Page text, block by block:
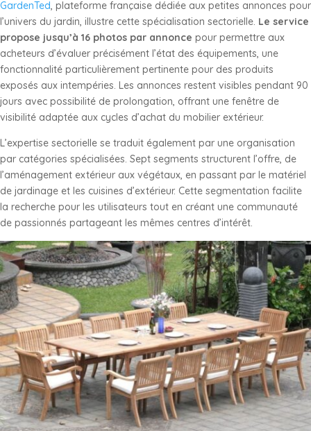
GardenTed, plateforme française dédiée aux petites annonces pour
l’univers du jardin, illustre cette spécialisation sectorielle. Le service
propose jusqu’à 16 photos par annonce pour permettre aux
acheteurs d’évaluer précisément l’état des équipements, une
fonctionnalité particulièrement pertinente pour des produits
exposés aux intempéries. Les annonces restent visibles pendant 90
jours avec possibilité de prolongation, offrant une fenêtre de
visibilité adaptée aux cycles d’achat du mobilier extérieur.
L’expertise sectorielle se traduit également par une organisation
par catégories spécialisées. Sept segments structurent l’offre, de
l’aménagement extérieur aux végétaux, en passant par le matériel
de jardinage et les cuisines d’extérieur. Cette segmentation facilite
la recherche pour les utilisateurs tout en créant une communauté
de passionnés partageant les mêmes centres d’intérêt.